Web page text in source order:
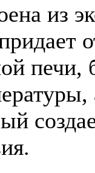
из
печи,